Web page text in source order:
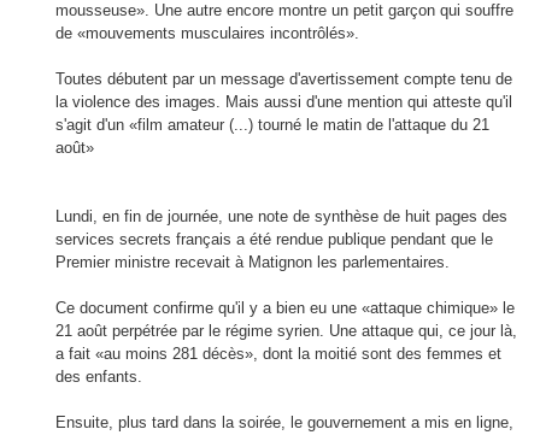
mousseuse». Une autre encore montre un petit garçon qui souffre
de «mouvements musculaires incontrôlés».
Toutes débutent par un message d'avertissement compte tenu de
la violence des images. Mais aussi d'une mention qui atteste qu'il
s'agit d'un «film amateur (...) tourné le matin de l'attaque du 21
août»
Lundi, en fin de journée, une note de synthèse de huit pages des
services secrets français a été rendue publique pendant que le
Premier ministre recevait à Matignon les parlementaires.
Ce document confirme qu'il y a bien eu une «attaque chimique» le
21 août perpétrée par le régime syrien. Une attaque qui, ce jour là,
a fait «au moins 281 décès», dont la moitié sont des femmes et
des enfants.
Ensuite, plus tard dans la soirée, le gouvernement a mis en ligne,